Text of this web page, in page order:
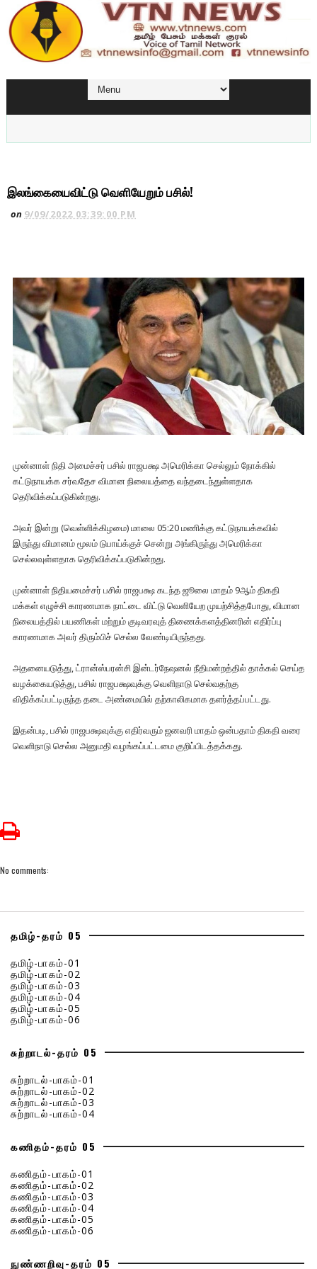
இலங்கையைவிட்டு வெளியேறும் பசில்!
on 9/09/2022 03:39:00 PM
முன்னாள் நிதி அமைச்சர் பசில் ராஜபக்ஷ அமெரிக்கா செல்லும் நோக்கில்
கட்டுநாயக்க சர்வதேச விமான நிலையத்தை வந்தடைந்துள்ளதாக
தெரிவிக்கப்படுகின்றது.
அவர் இன்று (வெள்ளிக்கிழமை) மாலை 05:20 மணிக்கு கட்டுநாயக்கவில்
இருந்து விமானம் மூலம் டுபாய்க்குச் சென்று அங்கிருந்து அமெரிக்கா
செல்லவுள்ளதாக தெரிவிக்கப்படுகின்றது.
முன்னாள் நிதியமைச்சர் பசில் ராஜபக்ஷ கடந்த ஜூலை மாதம் 9ஆம் திகதி
மக்கள் எழுச்சி காரணமாக நாட்டை விட்டு வெளியேற முயற்சித்தபோது, ​​விமான
நிலையத்தில் பயணிகள் மற்றும் குடிவரவுத் திணைக்களத்தினரின் எதிர்ப்பு
காரணமாக அவர் திரும்பிச் செல்ல வேண்டியிருந்தது.
அதனையடுத்து, ட்ரான்ஸ்பரன்சி இன்டர்நேஷனல் நீதிமன்றத்தில் தாக்கல் செய்த
வழக்கையடுத்து, பசில் ராஜபக்ஷவுக்கு வெளிநாடு செல்வதற்கு
விதிக்கப்பட்டிருந்த தடை அண்மையில் தற்காலிகமாக தளர்த்தப்பட்டது.
இதன்படி, பசில் ராஜபக்ஷவுக்கு எதிர்வரும் ஜனவரி மாதம் ஒன்பதாம் திகதி வரை
வெளிநாடு செல்ல அனுமதி வழங்கப்பட்டமை குறிப்பிடத்தக்கது.
No comments:
தமிழ்-தரம் 05
தமிழ்-பாகம்-01
தமிழ்-பாகம்-02
தமிழ்-பாகம்-03
தமிழ்-பாகம்-04
தமிழ்-பாகம்-05
தமிழ்-பாகம்-06
சுற்றாடல்-தரம் 05
சுற்றாடல்-பாகம்-01
சுற்றாடல்-பாகம்-02
சுற்றாடல்-பாகம்-03
சுற்றாடல்-பாகம்-04
கணிதம்-தரம் 05
கணிதம்-பாகம்-01
கணிதம்-பாகம்-02
கணிதம்-பாகம்-03
கணிதம்-பாகம்-04
கணிதம்-பாகம்-05
கணிதம்-பாகம்-06
நுண்ணறிவு-தரம் 05